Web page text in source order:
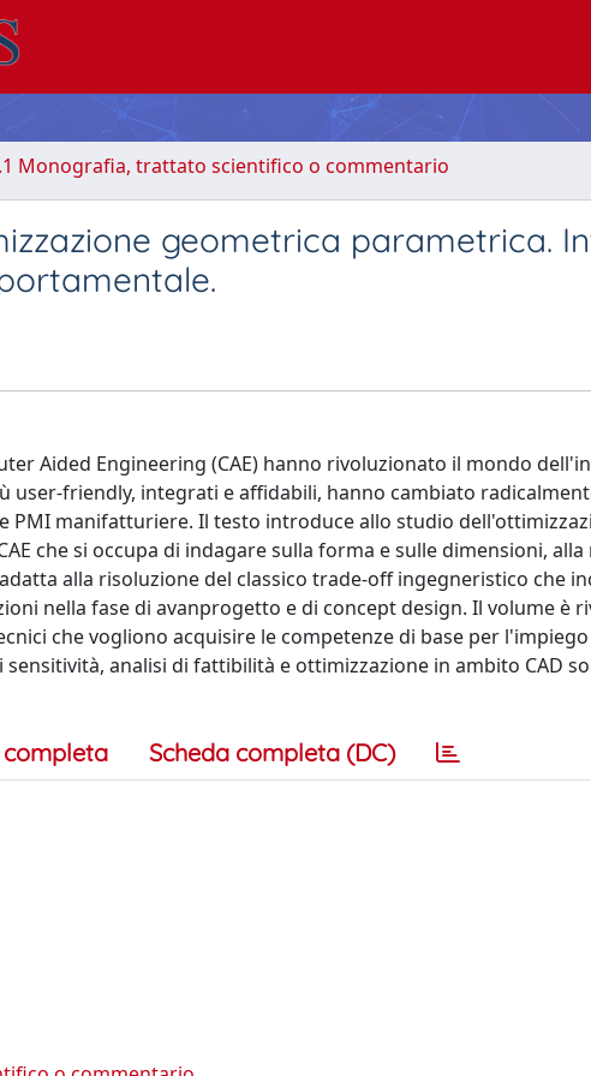
Monografia, trattato scientifico o commentario
geometrica parametrica.
Aided Engineering (CAE) hanno rivoluzionato il mondo
user-friendly, integrati e affidabili, hanno cambiato
PMI manifatturiere. Il testo introduce allo studio
che si occupa di indagare sulla forma e sulle dimensioni,
alla risoluzione del classico trade-off ingegneristico che
nella fase di avanprogetto e di concept design. Il volume è
che vogliono acquisire le competenze di base per
sensitività, analisi di fattibilità e ottimizzazione in ambito CAD
completa Scheda completa (DC)